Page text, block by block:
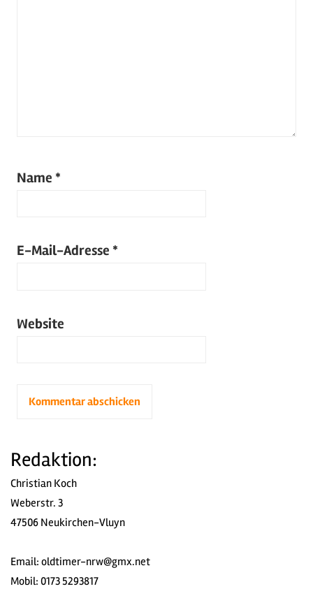
Name *
E-Mail-Adresse *
Website
Redaktion:
Christian Koch
Weberstr. 3
47506 Neukirchen-Vluyn
Email: oldtimer-nrw@gmx.net
Mobil: 0173 5293817